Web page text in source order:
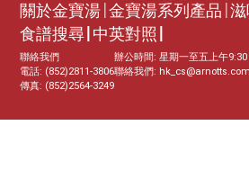
聯絡我們
電話: (852)2811-3806
傳真: (852)2564-3249
辦公時間: 星期一至五上午
聯絡我們: hk_cs@arnotts.com
關於金寶湯 金寶湯系列產品
食譜搜尋 中英對照